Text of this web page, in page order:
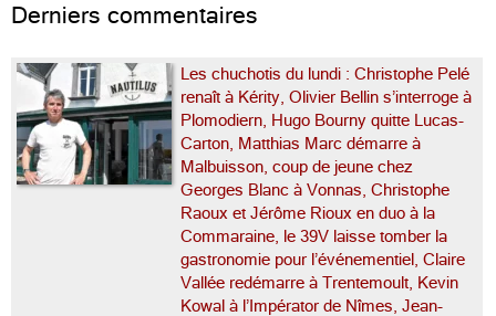
Derniers commentaires
Les chuchotis du lundi : Christophe Pelé
renaît à Kérity, Olivier Bellin s’interroge à
Plomodiern, Hugo Bourny quitte Lucas-
Carton, Matthias Marc démarre à
Malbuisson, coup de jeune chez
Georges Blanc à Vonnas, Christophe
Raoux et Jérôme Rioux en duo à la
Commaraine, le 39V laisse tomber la
gastronomie pour l’événementiel, Claire
Vallée redémarre à Trentemoult, Kevin
Kowal à l’Impérator de Nîmes, Jean-